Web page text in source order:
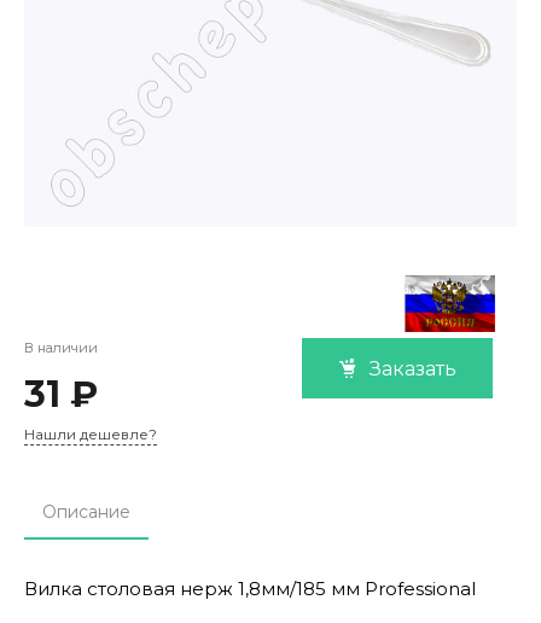
В наличии
31 ₽
Заказать
Нашли дешевле?
Описание
Вилка столовая нерж 1,8мм/185 мм Professional